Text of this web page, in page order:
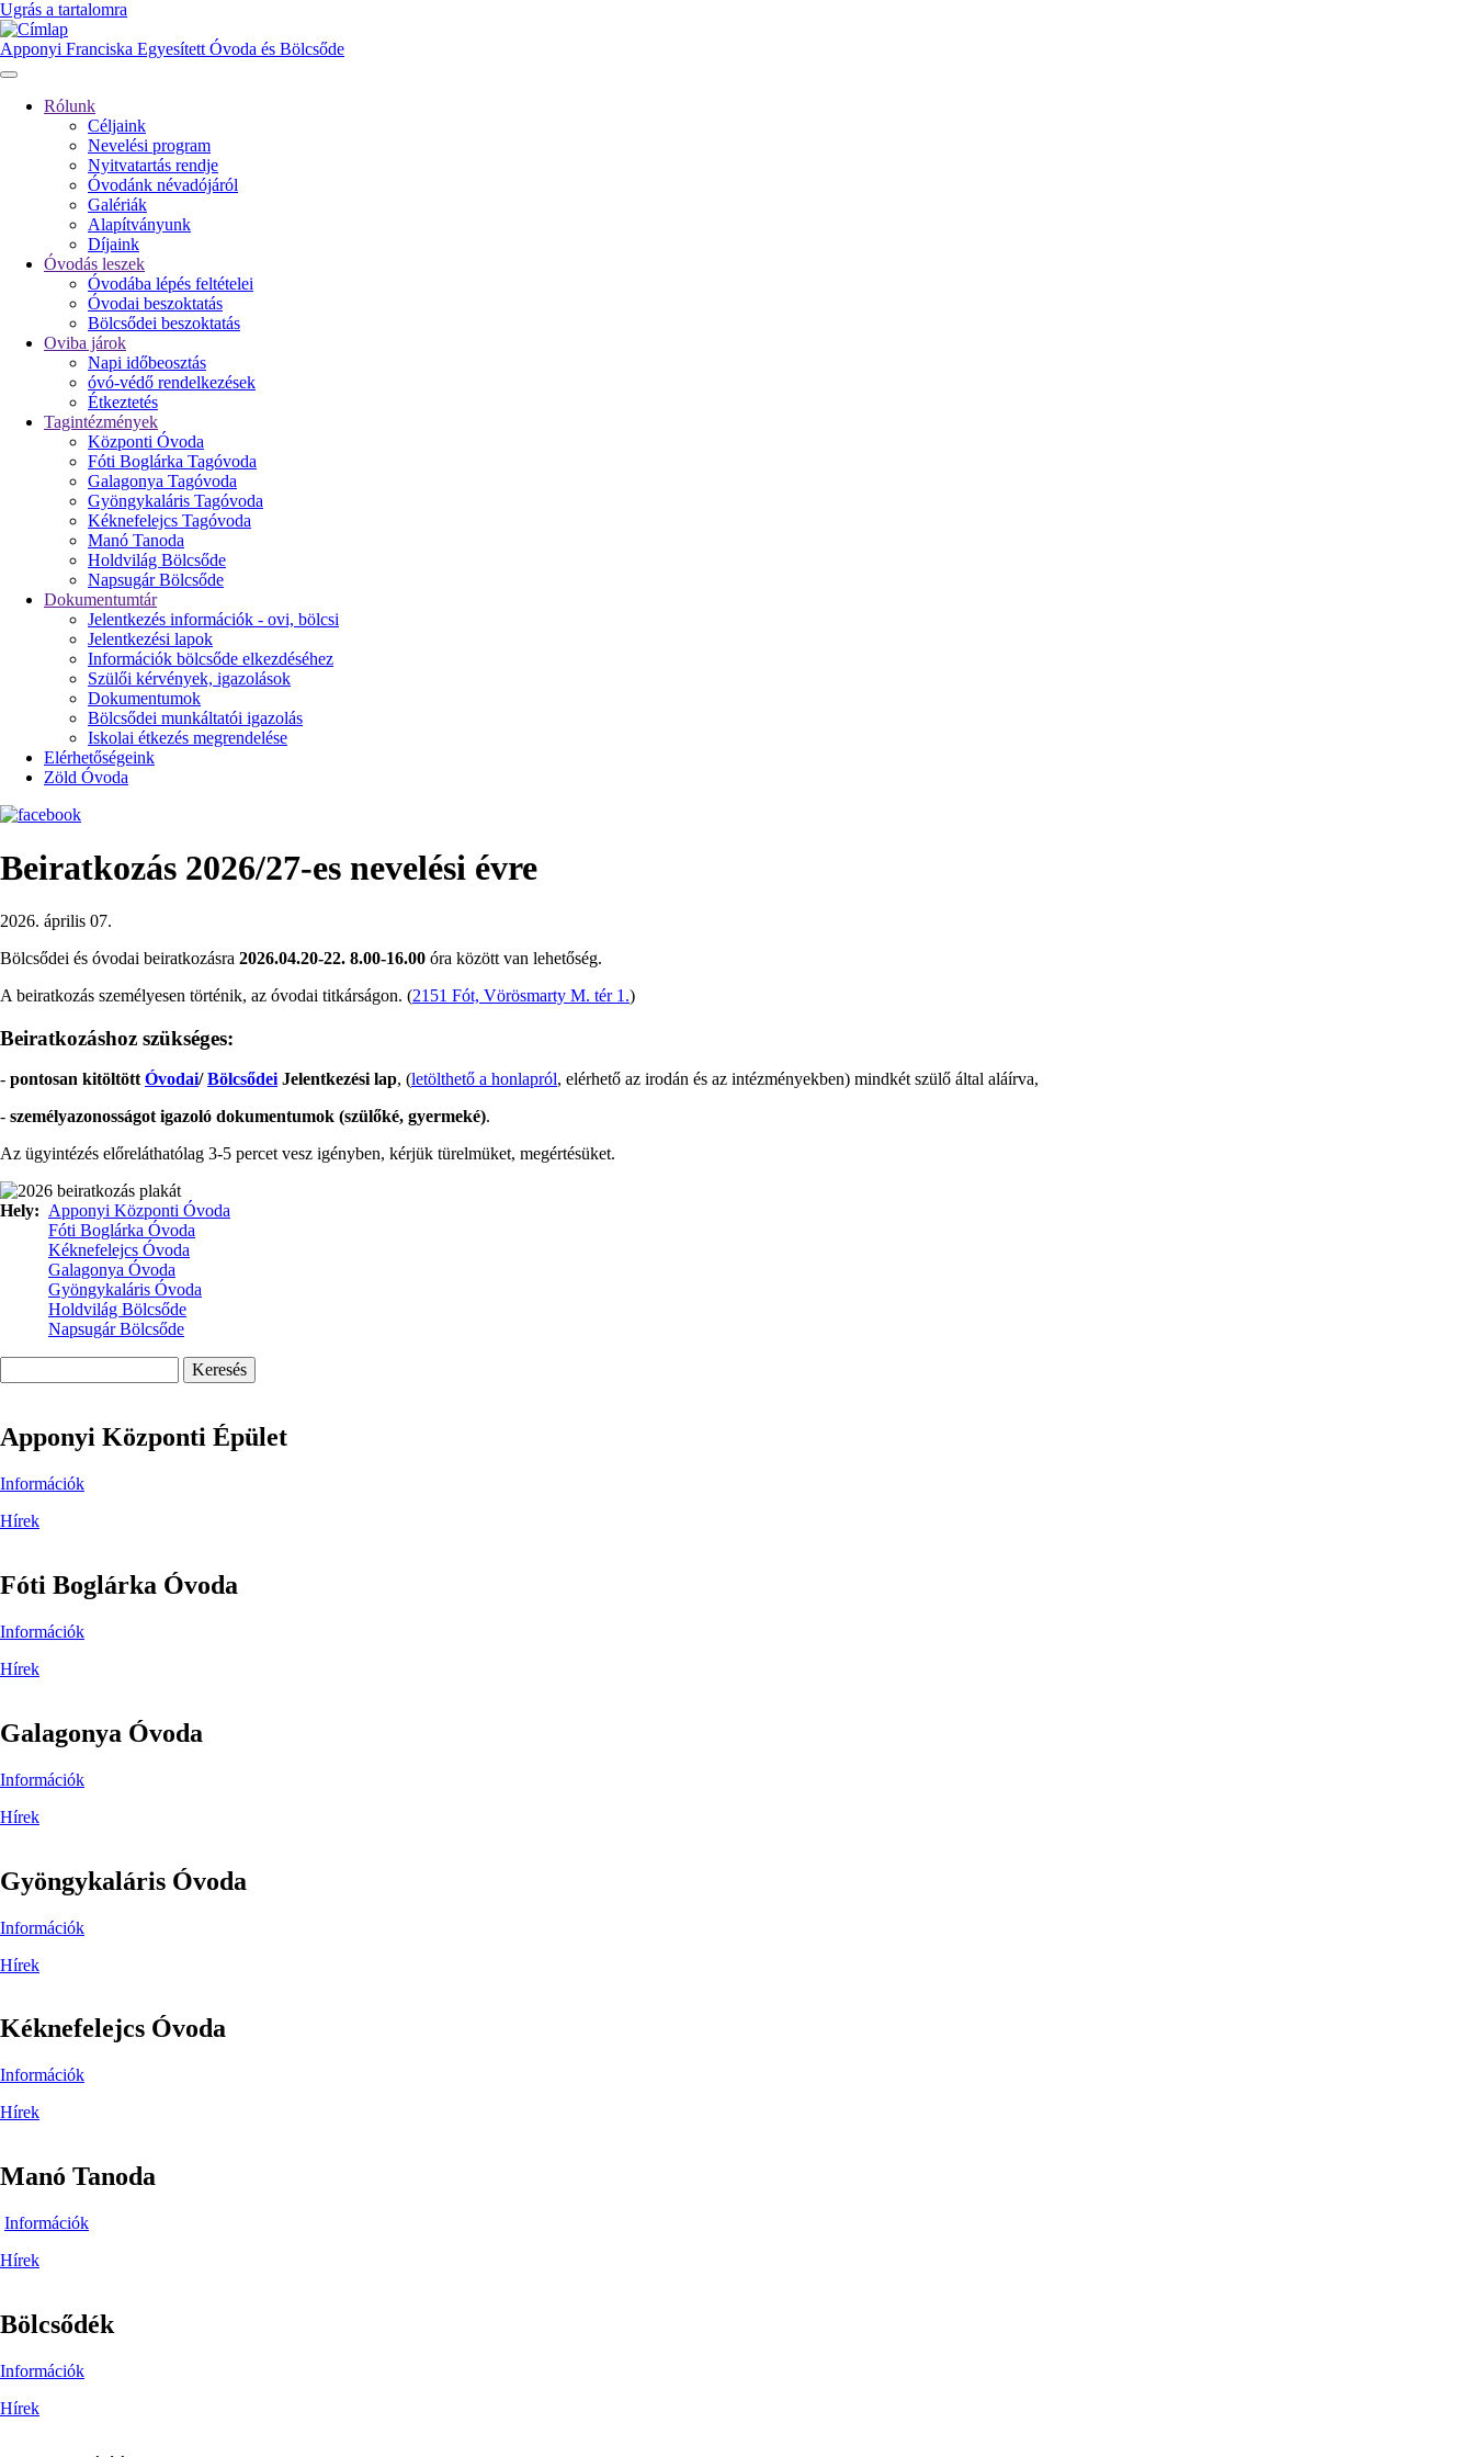
Ugrás a tartalomra
Apponyi Franciska Egyesített Óvoda és Bölcsőde
navigáció
Rólunk
Céljaink
Nevelési program
Nyitvatartás rendje
Óvodánk névadójáról
Galériák
Alapítványunk
Díjaink
Óvodás leszek
Óvodába lépés feltételei
Óvodai beszoktatás
Bölcsődei beszoktatás
Oviba járok
Napi időbeosztás
óvó-védő rendelkezések
Étkeztetés
Tagintézmények
Központi Óvoda
Fóti Boglárka Tagóvoda
Galagonya Tagóvoda
Gyöngykaláris Tagóvoda
Kéknefelejcs Tagóvoda
Manó Tanoda
Holdvilág Bölcsőde
Napsugár Bölcsőde
Dokumentumtár
Jelentkezés információk - ovi, bölcsi
Jelentkezési lapok
Információk bölcsőde elkezdéséhez
Szülői kérvények, igazolások
Dokumentumok
Bölcsődei munkáltatói igazolás
Iskolai étkezés megrendelése
Elérhetőségeink
Zöld Óvoda
Beiratkozás 2026/27-es nevelési évre
2026. április 07.
Bölcsődei és óvodai beiratkozásra 2026.04.20-22. 8.00-16.00 óra között van lehetőség.
A beiratkozás személyesen történik, az óvodai titkárságon. (2151 Fót, Vörösmarty M. tér 1.)
Beiratkozáshoz szükséges:
- pontosan kitöltött Óvodai/Bölcsődei Jelentkezési lap, (letölthető a honlapról, elérhető az irodán és az intézményekben) mindkét szülő által aláírva,
- személyazonosságot igazoló dokumentumok (szülőké, gyermeké).
Az ügyintézés előreláthatólag 3-5 percet vesz igényben, kérjük türelmüket, megértésüket.
Hely
Apponyi Központi Óvoda
Fóti Boglárka Óvoda
Kéknefelejcs Óvoda
Galagonya Óvoda
Gyöngykaláris Óvoda
Holdvilág Bölcsőde
Napsugár Bölcsőde
Apponyi Központi Épület
Információk
Hírek
Fóti Boglárka Óvoda
Információk
Hírek
Galagonya Óvoda
Információk
Hírek
Gyöngykaláris Óvoda
Információk
Hírek
Kéknefelejcs Óvoda
Információk
Hírek
Manó Tanoda
Információk
Hírek
Bölcsődék
Információk
Hírek